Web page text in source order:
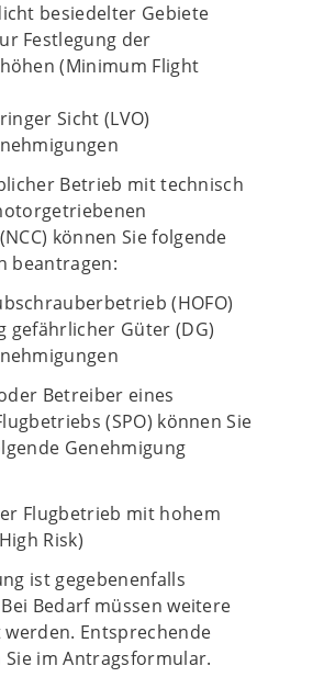
besiedelter Gebiete
Festlegung der
(Minimum Flight
Sicht (LVO)
Betrieb mit technisch
können Sie folgende
beantragen:
(HOFO)
gefährlicher Güter (DG)
Betreiber eines
(SPO) können Sie
Genehmigung
Flugbetrieb mit hohem
Risk)
ist gegebenenfalls
Bedarf müssen weitere
Entsprechende
Sie im Antragsformular.